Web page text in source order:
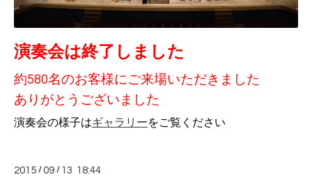
演奏会は終了しました
約580名のお客様にご来場いただきました
ありがとうございました
演奏会の様子はギャラリーをご覧ください
2015 /09 / 13 18:44